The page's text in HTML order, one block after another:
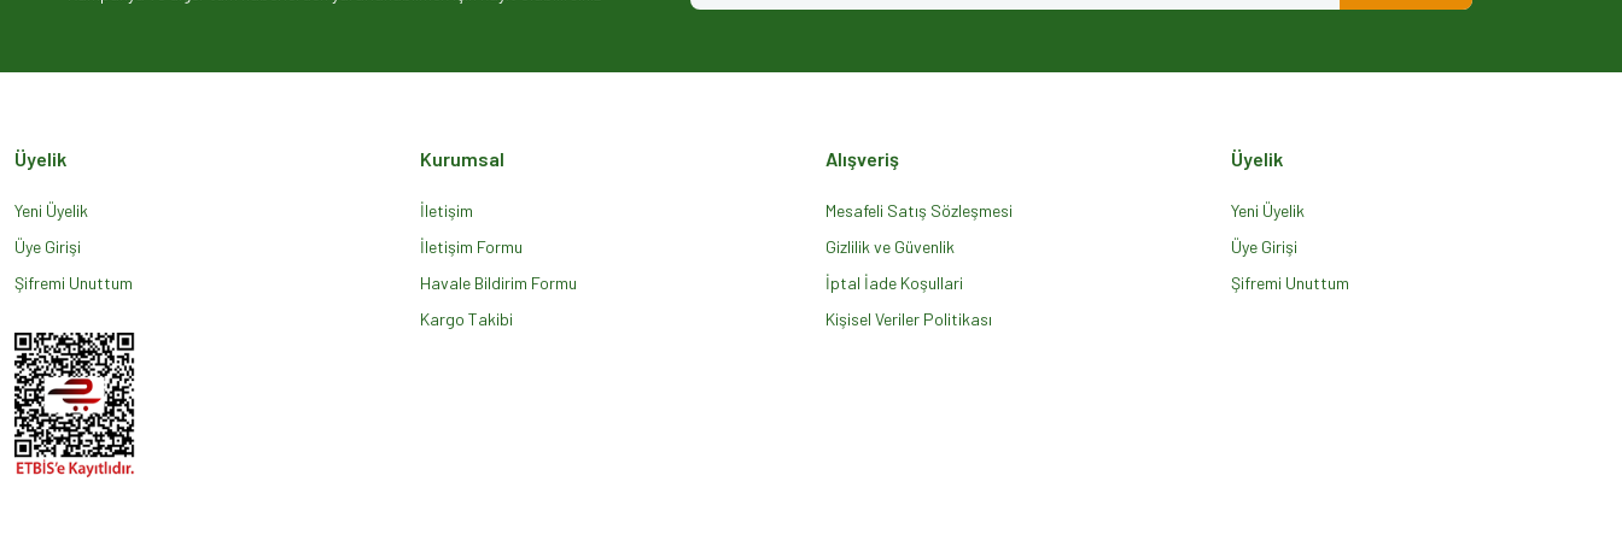
Ürün açıklamasında eksik bilgiler bulunuyor.
Gönder
Üyelik
Yeni Üyelik
Üye Girişi
Şifremi Unuttum
Kurumsal
İletişim
İletişim Formu
Havale Bildirim Formu
Kargo Takibi
Alışveriş
Mesafeli Satış Sözleşmesi
Gizlilik ve Güvenlik
İptal İade Koşullari
Kişisel Veriler Politikası
Üyelik
Yeni Üyelik
Üye Girişi
Şifremi Unuttum